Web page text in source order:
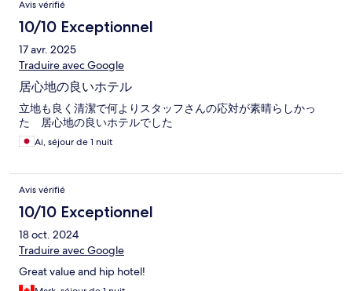
Avis vérifié
10/10 Exceptionnel
17 avr. 2025
Traduire avec Google
居心地の良いホテル
立地も良く清潔で何よりスタッフさんの応対が素晴らしかっ
た 居心地の良いホテルでした
Ai, séjour de 1 nuit
Avis vérifié
10/10 Exceptionnel
18 oct. 2024
Traduire avec Google
Great value and hip hotel!